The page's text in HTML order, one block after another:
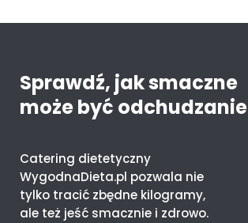
Sprawdź, jak smaczne
może być odchudzanie
Catering dietetyczny
WygodnaDieta.pl pozwala nie
tylko tracić zbędne kilogramy,
ale też jeść smacznie i zdrowo.